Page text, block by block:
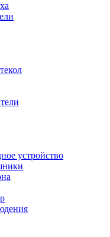
устройство